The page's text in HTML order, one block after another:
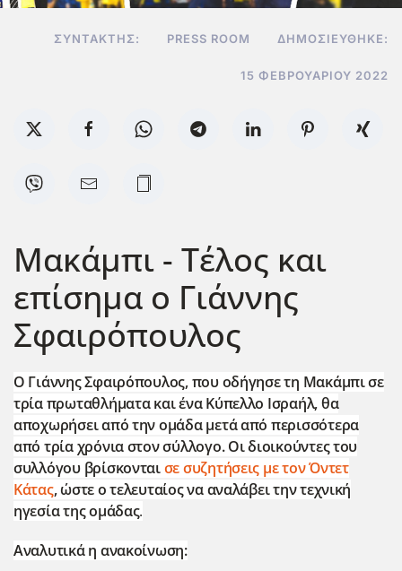
ΣΥΝΤΆΚΤΗΣ: PRESS ROOM ΔΗΜΟΣΙΕΎΘΗΚΕ:
15 ΦΕΒΡΟΥΑΡΊΟΥ 2022
Μακάμπι - Τέλος και
επίσημα ο Γιάννης
Σφαιρόπουλος
Ο Γιάννης Σφαιρόπουλος, που οδήγησε τη Μακάμπι σε
τρία πρωταθλήματα και ένα Κύπελλο Ισραήλ, θα
αποχωρήσει από την ομάδα μετά από περισσότερα
από τρία χρόνια στον σύλλογο. Οι διοικούντες του
συλλόγου βρίσκονταισε συζητήσεις με τον Όντετ
Κάτας, ώστε ο τελευταίος να αναλάβει την τεχνική
ηγεσία της ομάδας.
Αναλυτικά η ανακοίνωση: